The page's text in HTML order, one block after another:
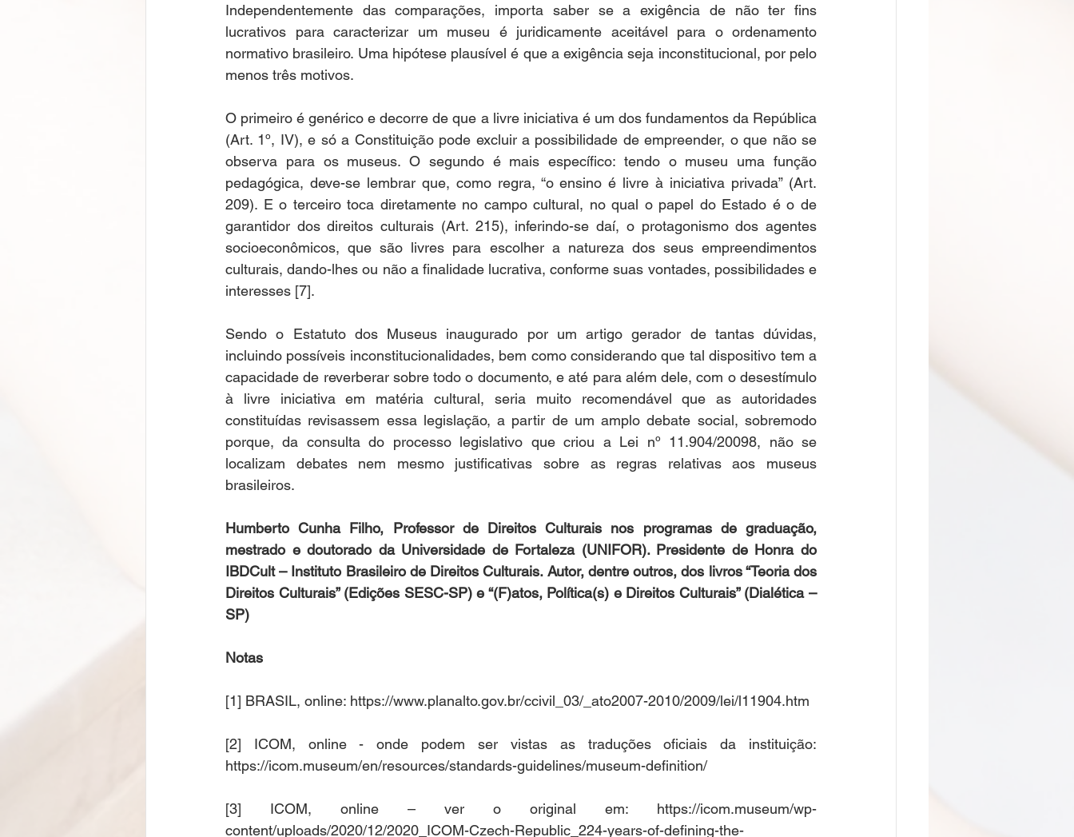
Independentemente das comparações, importa saber se a exigência de não ter fins
lucrativos para caracterizar um museu é juridicamente aceitável para o ordenamento
normativo brasileiro. Uma hipótese plausível é que a exigência seja inconstitucional, por pelo
menos três motivos.
O primeiro é genérico e decorre de que a livre iniciativa é um dos fundamentos da República
(Art. 1º, IV), e só a Constituição pode excluir a possibilidade de empreender, o que não se
observa para os museus. O segundo é mais específico: tendo o museu uma função
pedagógica, deve-se lembrar que, como regra, “o ensino é livre à iniciativa privada” (Art.
209). E o terceiro toca diretamente no campo cultural, no qual o papel do Estado é o de
garantidor dos direitos culturais (Art. 215), inferindo-se daí, o protagonismo dos agentes
socioeconômicos, que são livres para escolher a natureza dos seus empreendimentos
culturais, dando-lhes ou não a finalidade lucrativa, conforme suas vontades, possibilidades e
interesses [7].
Sendo o Estatuto dos Museus inaugurado por um artigo gerador de tantas dúvidas,
incluindo possíveis inconstitucionalidades, bem como considerando que tal dispositivo tem a
capacidade de reverberar sobre todo o documento, e até para além dele, com o desestímulo
à livre iniciativa em matéria cultural, seria muito recomendável que as autoridades
constituídas revisassem essa legislação, a partir de um amplo debate social, sobremodo
porque, da consulta do processo legislativo que criou a Lei nº 11.904/20098, não se
localizam debates nem mesmo justificativas sobre as regras relativas aos museus
brasileiros.
Humberto Cunha Filho, Professor de Direitos Culturais nos programas de graduação,
mestrado e doutorado da Universidade de Fortaleza (UNIFOR). Presidente de Honra do
IBDCult – Instituto Brasileiro de Direitos Culturais. Autor, dentre outros, dos livros “Teoria dos
Direitos Culturais” (Edições SESC-SP) e “(F)atos, Política(s) e Direitos Culturais” (Dialética –
SP)
Notas
[1] BRASIL, online: https://www.planalto.gov.br/ccivil_03/_ato2007-2010/2009/lei/l11904.htm
[2] ICOM, online - onde podem ser vistas as traduções oficiais da instituição:
https://icom.museum/en/resources/standards-guidelines/museum-definition/
[3] ICOM, online – ver o original em: https://icom.museum/wp-
content/uploads/2020/12/2020_ICOM-Czech-Republic_224-years-of-defining-the-